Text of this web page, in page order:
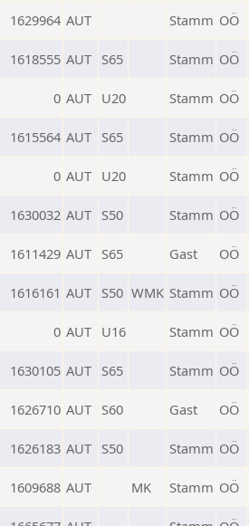
1629964 AUT Stamm OÖ
1618555 AUT S65 Stamm OÖ
0 AUT U20 Stamm OÖ
1615564 AUT S65 Stamm OÖ
0 AUT U20 Stamm OÖ
1630032 AUT S50 Stamm OÖ
1611429 AUT S65 Gast OÖ
1616161 AUT S50 WMK Stamm OÖ
0 AUT U16 Stamm OÖ
1630105 AUT S65 Stamm OÖ
1626710 AUT S60 Gast OÖ
1626183 AUT S50 Stamm OÖ
1609688 AUT MK Stamm OÖ